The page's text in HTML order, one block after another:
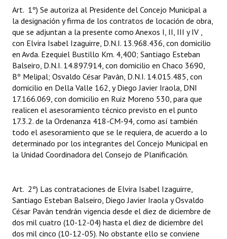
Art. 1º) Se autoriza al Presidente del Concejo Municipal a
la designación y firma de los contratos de locación de obra,
que se adjuntan a la presente como Anexos I, II, III y IV ,
con Elvira Isabel Izaguirre, D.N.I. 13.968.436, con domicilio
en Avda. Ezequiel Bustillo Km. 4,400; Santiago Esteban
Balseiro, D.N.I. 14.897.914, con domicilio en Chaco 3690,
Bº Melipal; Osvaldo César Paván, D.N.I. 14.015.485, con
domicilio en Della Valle 162, y Diego Javier Iraola, DNI
17.166.069, con domicilio en Ruiz Moreno 530, para que
realicen el asesoramiento técnico previsto en el punto
17.3.2. de la Ordenanza 418-CM-94, como así también
todo el asesoramiento que se le requiera, de acuerdo a lo
determinado por los integrantes del Concejo Municipal en
la Unidad Coordinadora del Consejo de Planificación.
Art. 2º) Las contrataciones de Elvira Isabel Izaguirre,
Santiago Esteban Balseiro, Diego Javier Iraola y Osvaldo
César Paván tendrán vigencia desde el diez de diciembre de
dos mil cuatro (10-12-04) hasta el diez de diciembre del
dos mil cinco (10-12-05). No obstante ello se conviene